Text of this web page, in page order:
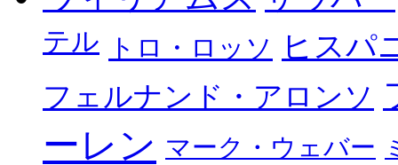
テル トロ・ロッソ ヒスパ
フェルナンド・アロンソ
ーレン マーク・ウェバー